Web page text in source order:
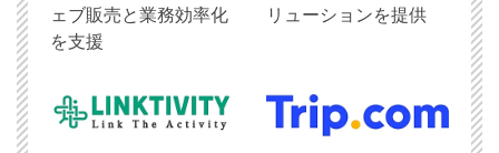
ェブ販売と業務効率化
を支援
リューションを提供